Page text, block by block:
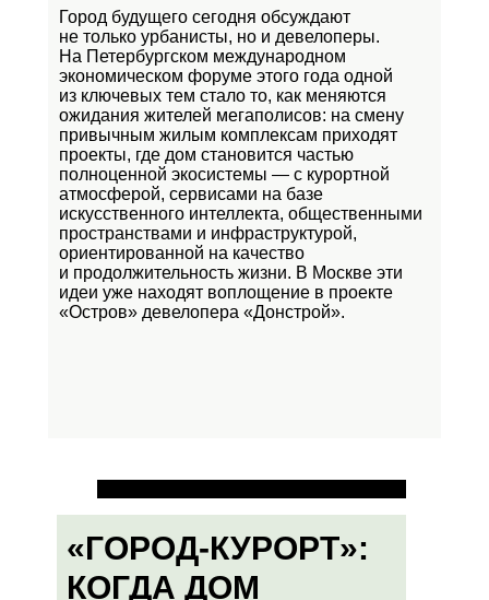
Город будущего сегодня обсуждают
не только урбанисты, но и девелоперы.
На Петербургском международном
экономическом форуме этого года одной
из ключевых тем стало то, как меняются
ожидания жителей мегаполисов: на смену
привычным жилым комплексам приходят
проекты, где дом становится частью
полноценной экосистемы — с курортной
атмосферой, сервисами на базе
искусственного интеллекта, общественными
пространствами и инфраструктурой,
ориентированной на качество
и продолжительность жизни. В Москве эти
идеи уже находят воплощение в проекте
«ГОРОД-КУРОРТ»: